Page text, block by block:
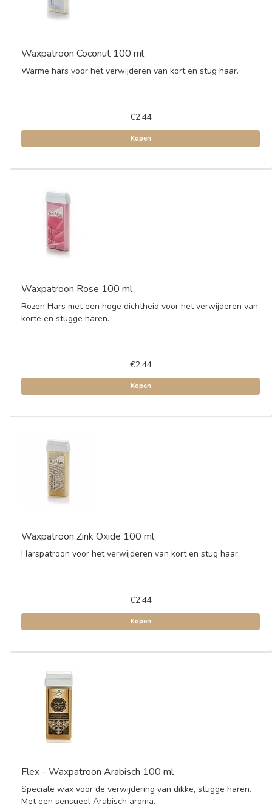
Waxpatroon Coconut 100 ml
Warme hars voor het verwijderen van kort en stug haar.
€2,44
Kopen
Waxpatroon Rose 100 ml
Rozen Hars met een hoge dichtheid voor het verwijderen van
korte en stugge haren.
€2,44
Kopen
Waxpatroon Zink Oxide 100 ml
Harspatroon voor het verwijderen van kort en stug haar.
€2,44
Kopen
Flex - Waxpatroon Arabisch 100 ml
Speciale wax voor de verwijdering van dikke, stugge haren.
Met een sensueel Arabisch aroma.